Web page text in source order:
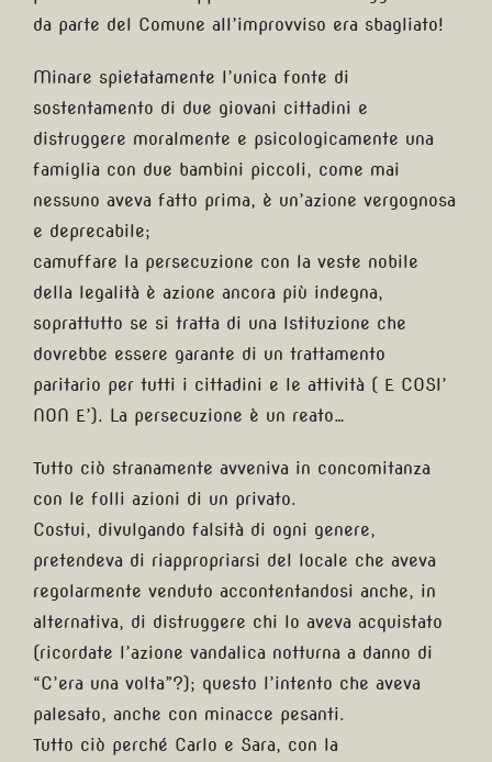
da parte del Comune all’improvviso era sbagliato!
Minare spietatamente l’unica fonte di
sostentamento di due giovani cittadini e
distruggere moralmente e psicologicamente una
famiglia con due bambini piccoli, come mai
nessuno aveva fatto prima, è un’azione vergognosa
e deprecabile;
camuffare la persecuzione con la veste nobile
della legalità è azione ancora più indegna,
soprattutto se si tratta di una Istituzione che
dovrebbe essere garante di un trattamento
paritario per tutti i cittadini e le attività ( E COSI’
NON E’). La persecuzione è un reato…
Tutto ciò stranamente avveniva in concomitanza
con le folli azioni di un privato.
Costui, divulgando falsità di ogni genere,
pretendeva di riappropriarsi del locale che aveva
regolarmente venduto accontentandosi anche, in
alternativa, di distruggere chi lo aveva acquistato
(ricordate l’azione vandalica notturna a danno di
“C’era una volta”?); questo l’intento che aveva
palesato, anche con minacce pesanti.
Tutto ciò perché Carlo e Sara, con la